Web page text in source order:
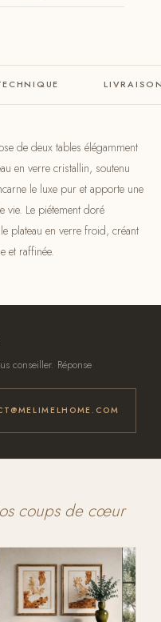
de deux tables élégamment
en verre cristallin, soutenu
le luxe pur et apporte une
vie. Le piétement doré
plateau en verre froid, créant
et raffinée.
conseiller. Réponse
coups de cœur